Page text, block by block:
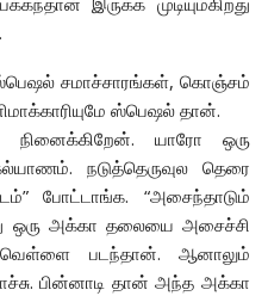
சமாச்சாரங்கள், கொஞ்சம்
ஸ்பெஷல் தான்.
நினைக்கிறேன். யாரோ ஒரு
நடுத்தெருவுல தெரை
போட்டாங்க. “அசைந்தாடும்
ஒரு அக்கா தலையை அசைச்சி
வெள்ளை படந்தான். ஆனாலும்
பின்னாடி தான் அந்த அக்கா